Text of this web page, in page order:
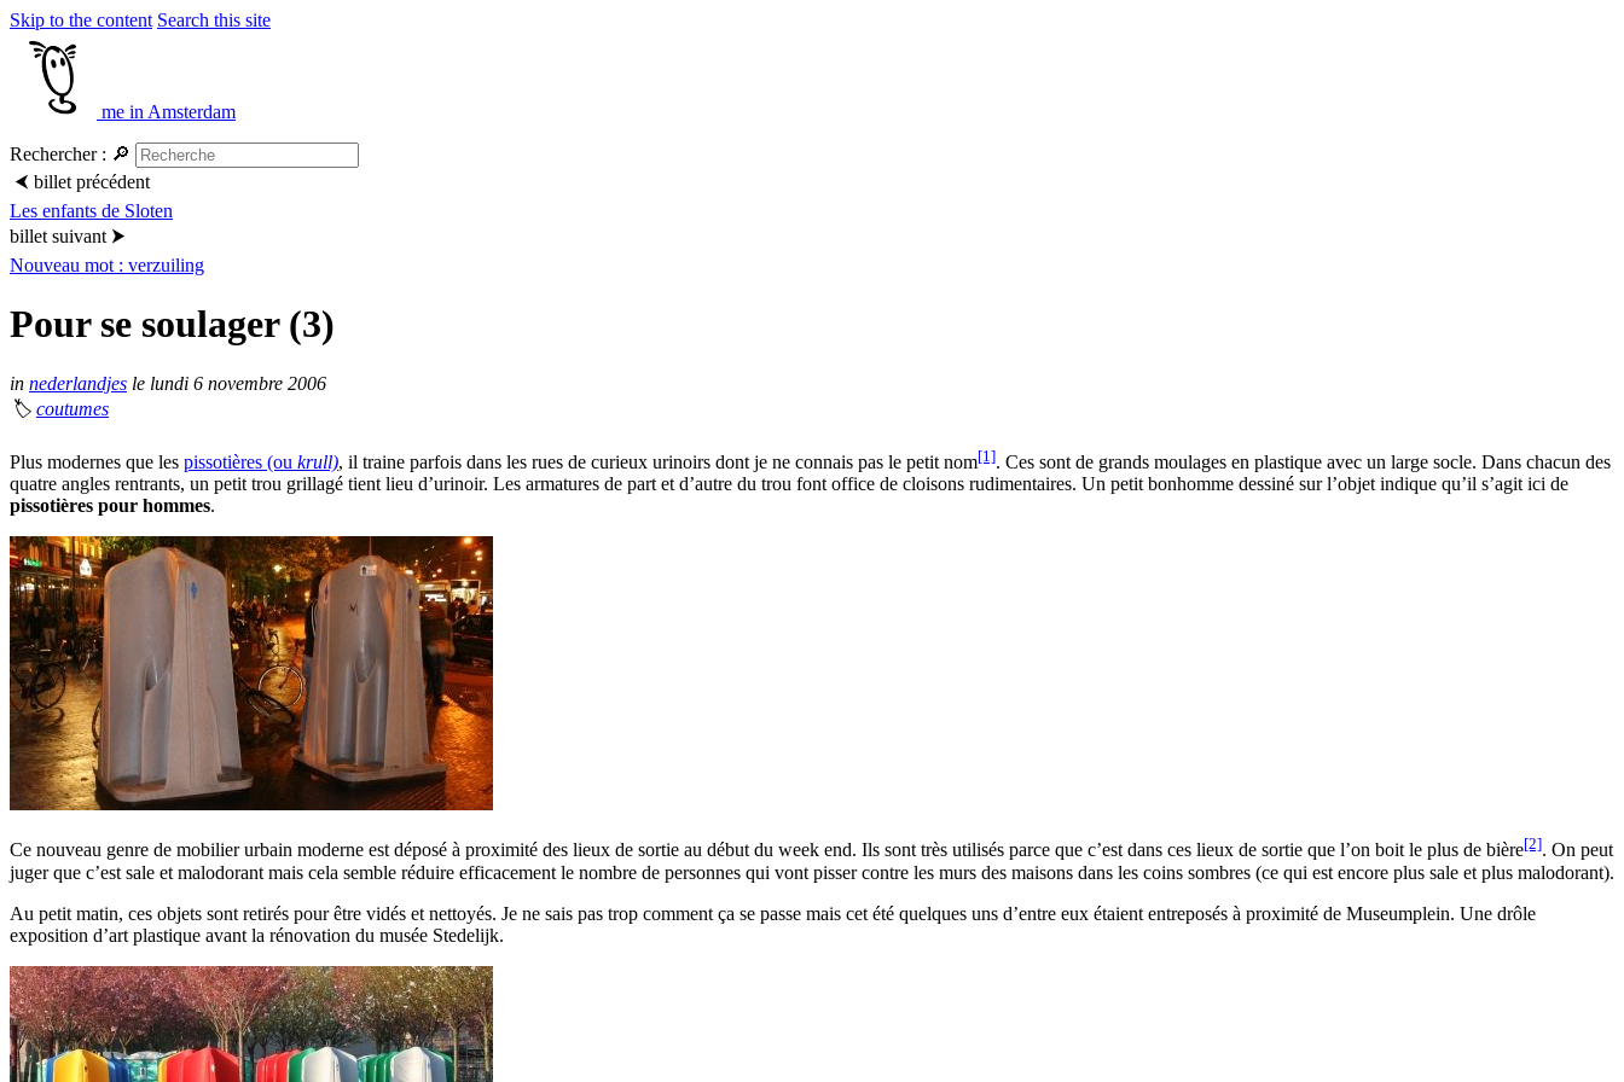
Skip to the content Search this site
me in Amsterdam
Rechercher : 🔎
⮜ billet précédent
Les enfants de Sloten
billet suivant ⮞
Nouveau mot : verzuiling
Pour se soulager (3)
in nederlandjes le lundi 6 novembre 2006
🏷 coutumes
Plus modernes que les pissotières (ou krull), il traine parfois dans les rues de curieux urinoirs dont je ne connais pas le petit nom[1]. Ces sont de grands moulages en plastique avec un large socle. Dans chacun des
quatre angles rentrants, un petit trou grillagé tient lieu d’urinoir. Les armatures de part et d’autre du trou font office de cloisons rudimentaires. Un petit bonhomme dessiné sur l’objet indique qu’il s’agit ici de
pissotières pour hommes.
Ce nouveau genre de mobilier urbain moderne est déposé à proximité des lieux de sortie au début du week end. Ils sont très utilisés parce que c’est dans ces lieux de sortie que l’on boit le plus de bière[2]. On peut
juger que c’est sale et malodorant mais cela semble réduire efficacement le nombre de personnes qui vont pisser contre les murs des maisons dans les coins sombres (ce qui est encore plus sale et plus malodorant).
Au petit matin, ces objets sont retirés pour être vidés et nettoyés. Je ne sais pas trop comment ça se passe mais cet été quelques uns d’entre eux étaient entreposés à proximité de Museumplein. Une drôle
exposition d’art plastique avant la rénovation du musée Stedelijk.